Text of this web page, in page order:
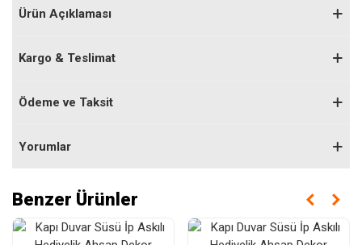
Ürün Açıklaması
Kargo & Teslimat
Ödeme ve Taksit
Yorumlar
Benzer Ürünler